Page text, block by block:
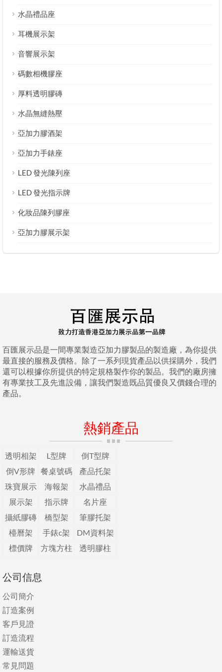
水晶禮品座
耳機展示架
音響展示架
碼數相機膠座
厚料透明膠磚
水晶無縫熱壓
亞加力膠酒架
亞加力手錶座
LED 發光陳列座
LED 發光指示牌
化妝品陳列膠座
亞加力膠展示架
百匯展示品是一間專業製造亞加力膠製品的製造廠，為你提供
最直接的服務及價格。除了一系列現貨產品以供採購外，我們
還可以根據你所提供的特定規格製作你的製品。我們的廠房擁
有專業技工及先進設備，讓我們製造既品質優良又價錢合理的
產品。
熱銷產品
透明相架 L型牌
倒T型牌
倒V形牌
餐桌號碼
產品托架
珠寶展示
海報架
水晶禮品
展示架
指示牌
名片座
攝紙膠磚
橋型架
筆膠托架
檯曆架
手錶c架
DM資料架
標價牌
方塊方柱 透明膠柱
公司信息
公司簡介
訂造案例
客戶見證
訂造流程
運輸送貨
常見問題